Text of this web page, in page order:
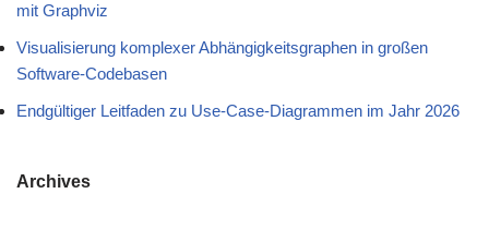
mit Graphviz
Visualisierung komplexer Abhängigkeitsgraphen in großen
Software-Codebasen
Endgültiger Leitfaden zu Use-Case-Diagrammen im Jahr 2026
Archives